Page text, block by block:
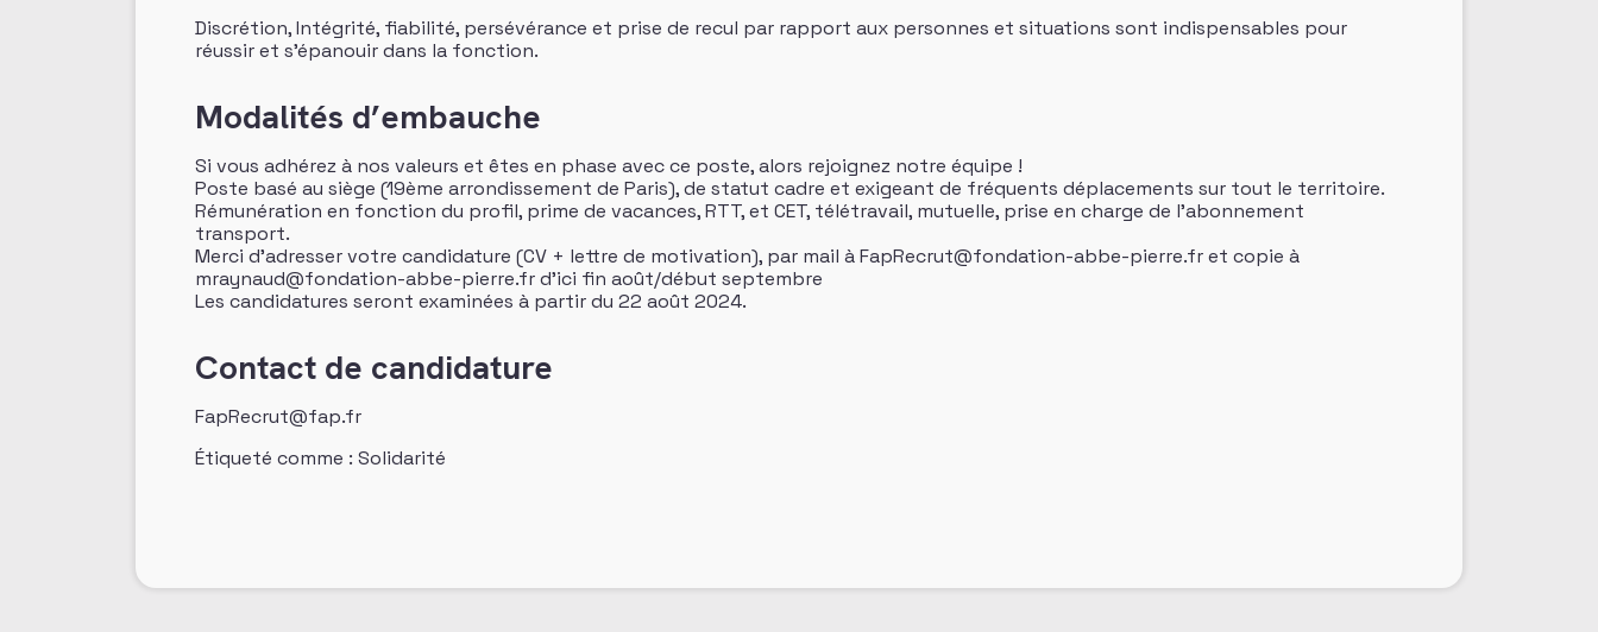
Discrétion, Intégrité, fiabilité, persévérance et prise de recul par rapport aux personnes et situations sont indispensables pour
réussir et s’épanouir dans la fonction.
Modalités d’embauche
Si vous adhérez à nos valeurs et êtes en phase avec ce poste, alors rejoignez notre équipe !
Poste basé au siège (19ème arrondissement de Paris), de statut cadre et exigeant de fréquents déplacements sur tout le territoire.
Rémunération en fonction du profil, prime de vacances, RTT, et CET, télétravail, mutuelle, prise en charge de l’abonnement
transport.
Merci d’adresser votre candidature (CV + lettre de motivation), par mail à FapRecrut@fondation-abbe-pierre.fr et copie à
mraynaud@fondation-abbe-pierre.fr d’ici fin août/début septembre
Les candidatures seront examinées à partir du 22 août 2024.
Contact de candidature
FapRecrut@fap.fr
Étiqueté comme : Solidarité